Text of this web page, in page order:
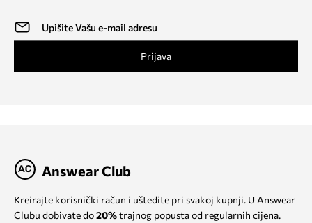
Prijava
Answear Club
Kreirajte korisnički račun i uštedite pri svakoj kupnji. U Answear
Clubu dobivate do20%trajnog popusta od regularnih cijena.